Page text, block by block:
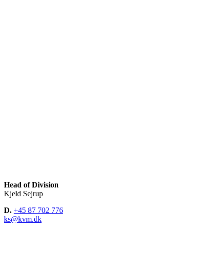
Head of Division
Kjeld Sejrup
D. +45 87 702 776
ks@kvm.dk